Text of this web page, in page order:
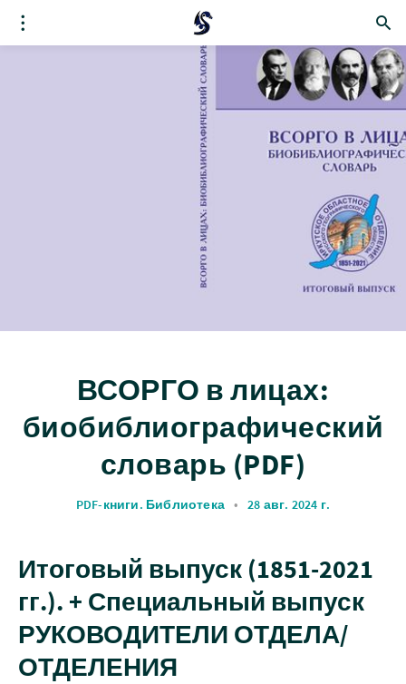
ВСОРГО в лицах:
биобиблиографический
словарь (PDF)
PDF-книги. Библиотека • 28 авг. 2024 г.
Итоговый выпуск (1851-2021
гг.). + Специальный выпуск
РУКОВОДИТЕЛИ ОТДЕЛА/
ОТДЕЛЕНИЯ